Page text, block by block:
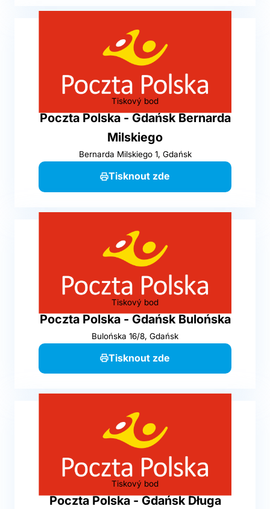
Tiskový bod
Poczta Polska - Gdańsk Bernarda
Milskiego
Bernarda Milskiego 1, Gdańsk
Tisknout zde
Tiskový bod
Poczta Polska - Gdańsk Bulońska
Bulońska 16/8, Gdańsk
Tisknout zde
Tiskový bod
Poczta Polska - Gdańsk Długa